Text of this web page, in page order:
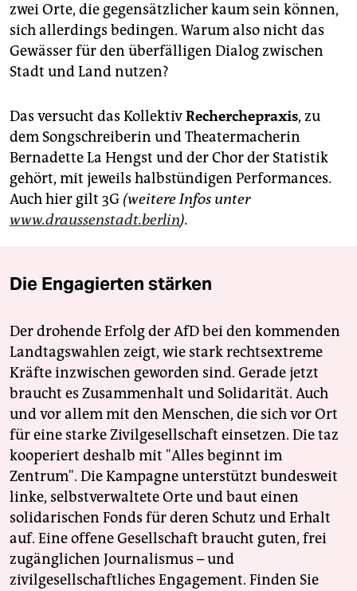
zwei Orte, die gegensätzlicher kaum sein können,
sich allerdings bedingen. Warum also nicht das
Gewässer für den überfälligen Dialog zwischen
Stadt und Land nutzen?
Das versucht das KollektivRecherchepraxis, zu
dem Songschreiberin und Theatermacherin
Bernadette La Hengst und der Chor der Statistik
gehört, mit jeweils halbstündigen Performances.
Auch hier gilt 3G (weitere Infos unter
www.draussenstadt.berlin).
Die Engagierten stärken
Der drohende Erfolg der AfD bei den kommenden
Landtagswahlen zeigt, wie stark rechtsextreme
Kräfte inzwischen geworden sind. Gerade jetzt
braucht es Zusammenhalt und Solidarität. Auch
und vor allem mit den Menschen, die sich vor Ort
für eine starke Zivilgesellschaft einsetzen. Die taz
kooperiert deshalb mit "Alles beginnt im
Zentrum". Die Kampagne unterstützt bundesweit
linke, selbstverwaltete Orte und baut einen
solidarischen Fonds für deren Schutz und Erhalt
auf. Eine offene Gesellschaft braucht guten, frei
zugänglichen Journalismus – und
zivilgesellschaftliches Engagement. Finden Sie